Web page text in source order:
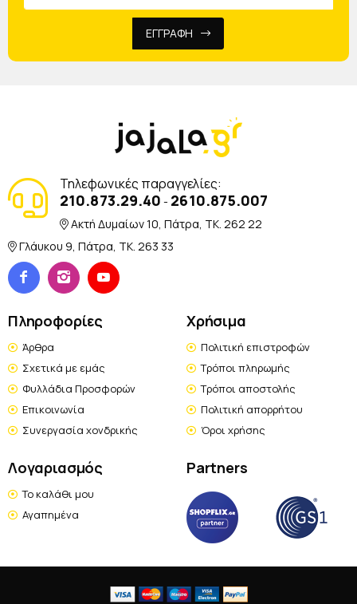
ΕΓΓΡΑΦΗ
Τηλεφωνικές παραγγελίες:
210.873.29.40 - 2610.875.007
Ακτή Δυμαίων 10, Πάτρα, TK. 262 22
Γλάυκου 9, Πάτρα, TK. 263 33
Πληροφορίες
Άρθρα
Σχετικά με εμάς
Φυλλάδια Προσφορών
Επικοινωνία
Συνεργασία χονδρικής
Χρήσιμα
Πολιτική επιστροφών
Τρόποι πληρωμής
Τρόποι αποστολής
Πολιτική απορρήτου
Όροι χρήσης
Λογαριασμός
Το καλάθι μου
Αγαπημένα
Partners